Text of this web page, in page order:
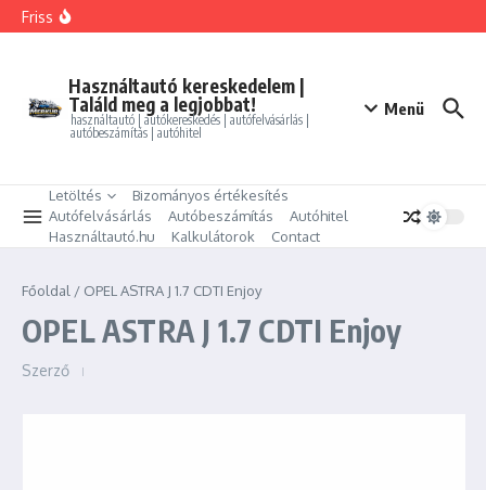
Ugrás a tartalomhoz
Friss
BMW 325i xDrive Coupe
PEUGEOT PARTNER Tepee 1.6 HDi Active
Használtautó kereskedelem |
Találd meg a legjobbat!
használtautó | autókereskedés | autófelvásárlás |
autóbeszámítás | autóhitel
Menü
Letöltés
Bizományos értékesítés
Autófelvásárlás
Autóbeszámítás
Autóhitel
Használtautó.hu
Kalkulátorok Contact
Főoldal / OPEL ASTRA J 1.7 CDTI Enjoy
OPEL ASTRA J 1.7 CDTI Enjoy
Szerző